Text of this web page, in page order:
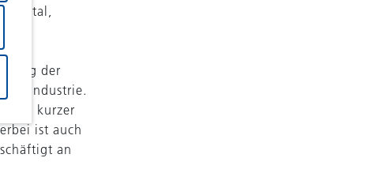
Kapital,
der
Industrie.
in kurzer
ist auch
an